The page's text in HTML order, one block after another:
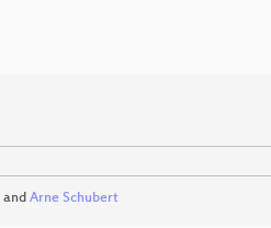
and Arne Schubert